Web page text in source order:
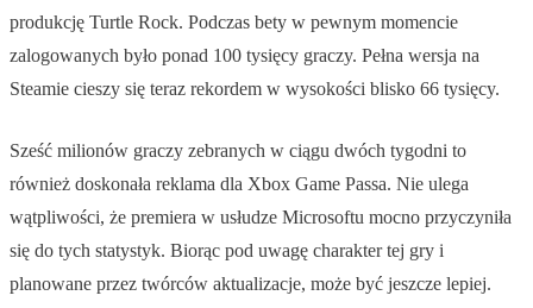
produkcję Turtle Rock. Podczas bety w pewnym momencie
zalogowanych było ponad 100 tysięcy graczy. Pełna wersja na
Steamie cieszy się teraz rekordem w wysokości blisko 66 tysięcy.
Sześć milionów graczy zebranych w ciągu dwóch tygodni to
również doskonała reklama dla Xbox Game Passa. Nie ulega
wątpliwości, że premiera w usłudze Microsoftu mocno przyczyniła
się do tych statystyk. Biorąc pod uwagę charakter tej gry i
planowane przez twórców aktualizacje, może być jeszcze lepiej.